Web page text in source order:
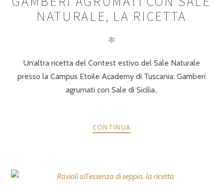
NATURALE, LA RICETTA
✻
Un’altra ricetta del Contest estivo del Sale Naturale
presso la Campus Etoile Academy di Tuscania: Gamberi
agrumati con Sale di Sicilia..
CONTINUA